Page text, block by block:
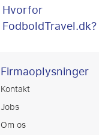
Hvorfor
FodboldTravel.dk?
Firmaoplysninger
Kontakt
Jobs
Om os